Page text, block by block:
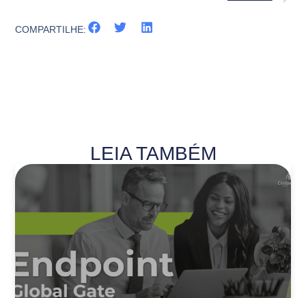
COMPARTILHE:
LEIA TAMBÉM